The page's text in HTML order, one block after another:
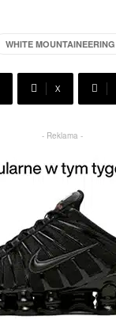
WHITE MOUNTAINEERING
X
- Reklama -